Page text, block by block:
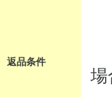
返品条件